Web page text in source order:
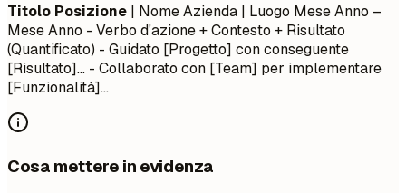
Titolo Posizione | Nome Azienda | Luogo Mese Anno –
Mese Anno - Verbo d'azione + Contesto + Risultato
(Quantificato) - Guidato [Progetto] con conseguente
[Risultato]... - Collaborato con [Team] per implementare
[Funzionalità]...
Cosa mettere in evidenza